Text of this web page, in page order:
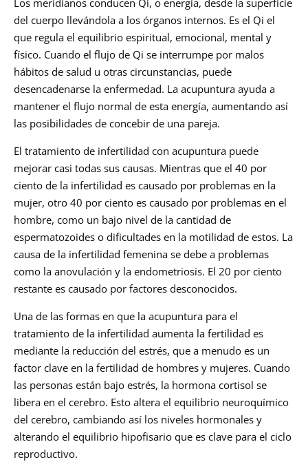
del cuerpo llevándola a los órganos internos. Es el Qi el
que regula el equilibrio espiritual, emocional, mental y
físico. Cuando el flujo de Qi se interrumpe por malos
hábitos de salud u otras circunstancias, puede
desencadenarse la enfermedad. La acupuntura ayuda a
mantener el flujo normal de esta energía, aumentando así
las posibilidades de concebir de una pareja.
El tratamiento de infertilidad con acupuntura puede
mejorar casi todas sus causas. Mientras que el 40 por
ciento de la infertilidad es causado por problemas en la
mujer, otro 40 por ciento es causado por problemas en el
hombre, como un bajo nivel de la cantidad de
espermatozoides o dificultades en la motilidad de estos. La
causa de la infertilidad femenina se debe a problemas
como la anovulación y la endometriosis. El 20 por ciento
restante es causado por factores desconocidos.
Una de las formas en que la acupuntura para el
tratamiento de la infertilidad aumenta la fertilidad es
mediante la reducción del estrés, que a menudo es un
factor clave en la fertilidad de hombres y mujeres. Cuando
las personas están bajo estrés, la hormona cortisol se
libera en el cerebro. Esto altera el equilibrio neuroquímico
del cerebro, cambiando así los niveles hormonales y
alterando el equilibrio hipofisario que es clave para el ciclo
reproductivo.